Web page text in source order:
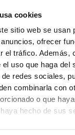
cookies
sitio web se usan
ofrecer
el tráfico. Además,
el uso que haga del
redes sociales,
combinarla con
o que
hecho de sus